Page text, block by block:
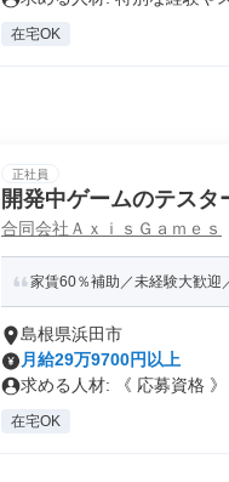
在宅OK
正社員
開発中ゲームのテスタ
合同会社ＡｘｉｓＧａｍｅｓ
家賃60％補助／未経験大歓迎
島根県浜田市
月給29万9700円以上
求める人材: 《 応募資格
在宅OK